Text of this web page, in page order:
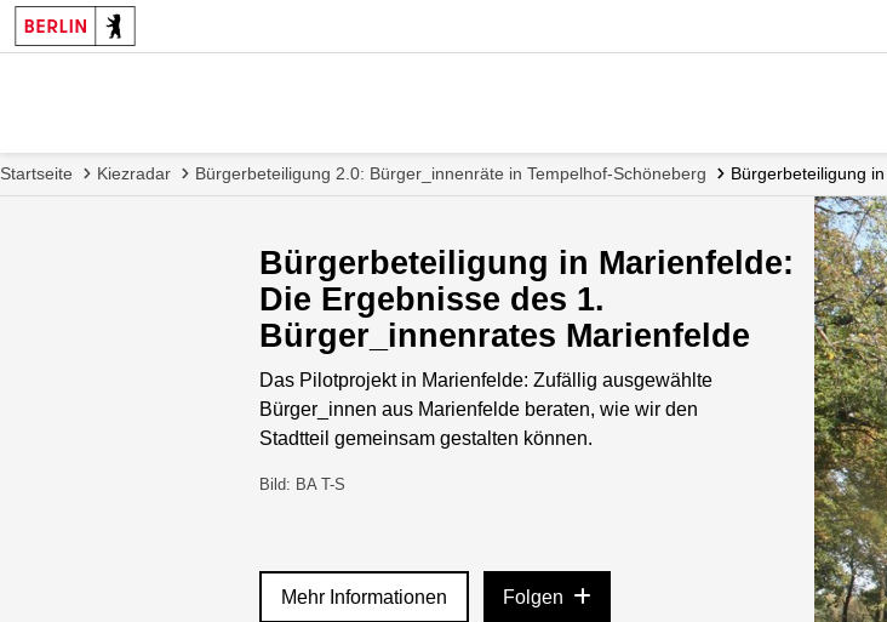
Startseite Kiezradar Bürgerbeteiligung 2.0: Bürger_innenräte in Tempelhof-Schöneberg Bürgerbeteiligung
Bürgerbeteiligung in Marienfelde:
Die Ergebnisse des 1.
Bürger_innenrates Marienfelde
Das Pilotprojekt in Marienfelde: Zufällig ausgewählte
Bürger_innen aus Marienfelde beraten, wie wir den
Stadtteil gemeinsam gestalten können.
Bild: BA T-S
Mehr Informationen Folgen